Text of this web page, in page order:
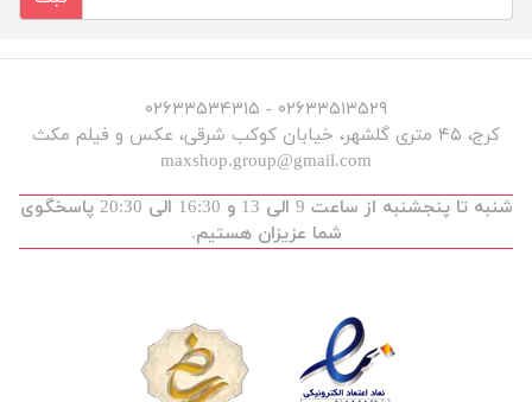
۰۲۶۳۳۵۱۳۵۲۹ - ۰۲۶۳۳۵۳۴۳۱۵
کرج، ۴۵ متری گلشهر، خیابان کوکب شرقی، عکس و فیلم مکث
maxshop.group@gmail.com
شنبه تا پنجشنبه از ساعت 9 الی 13 و 16:30 الی 20:30 پاسخگوی
شما عزیزان هستیم.